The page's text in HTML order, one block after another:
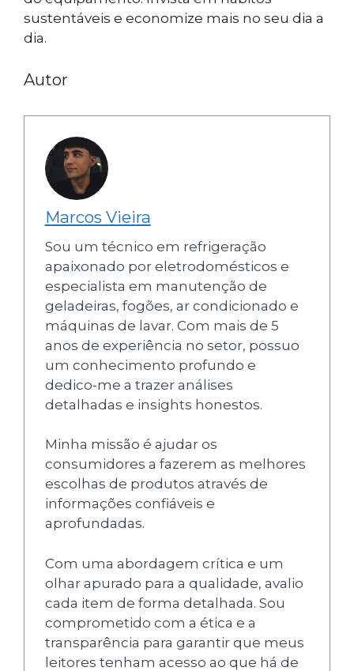
sustentáveis e economize mais no seu dia a
dia.
Autor
Marcos Vieira
Sou um técnico em refrigeração
apaixonado por eletrodomésticos e
especialista em manutenção de
geladeiras, fogões, ar condicionado e
máquinas de lavar. Com mais de 5
anos de experiência no setor, possuo
um conhecimento profundo e
dedico-me a trazer análises
detalhadas e insights honestos.
Minha missão é ajudar os
consumidores a fazerem as melhores
escolhas de produtos através de
informações confiáveis e
aprofundadas.
Com uma abordagem crítica e um
olhar apurado para a qualidade, avalio
cada item de forma detalhada. Sou
comprometido com a ética e a
transparência para garantir que meus
leitores tenham acesso ao que há de